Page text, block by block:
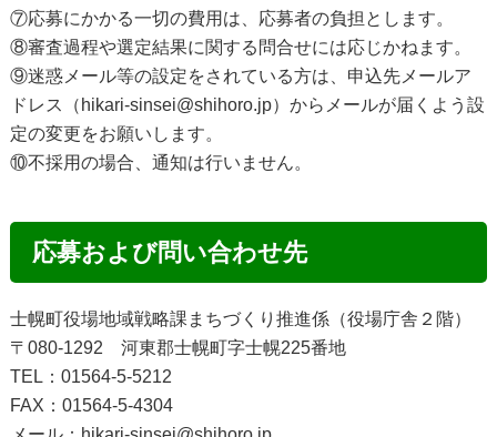
⑦応募にかかる一切の費用は、応募者の負担とします。
⑧審査過程や選定結果に関する問合せには応じかねます。
⑨迷惑メール等の設定をされている方は、申込先メールア
ドレス（hikari-sinsei@shihoro.jp）からメールが届くよう設
定の変更をお願いします。
⑩不採用の場合、通知は行いません。
応募および問い合わせ先
士幌町役場地域戦略課まちづくり推進係（役場庁舎２階）
〒080-1292 河東郡士幌町字士幌225番地
TEL：01564-5-5212
FAX：01564-5-4304